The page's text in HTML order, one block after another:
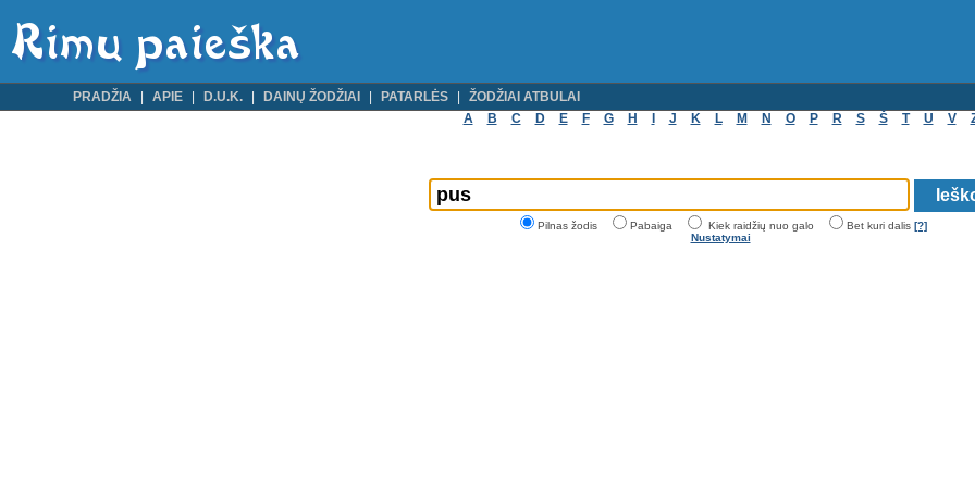
PRADŽIA APIE D.U.K. DAINŲ ŽODŽIAI PATARLĖS
ŽODŽIAI ATBULAI
A
B C D E F G H J K L M N O P R S Š T U V
Pilnas žodis Pabaiga Kiek raidžių nuo galo Bet kuri dalis [?]
Nustatymai